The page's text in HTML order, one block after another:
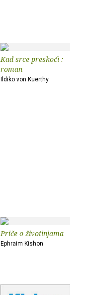
Kad srce preskoči :
roman
Ildiko von Kuerthy
Priče o životinjama
Ephraim Kishon